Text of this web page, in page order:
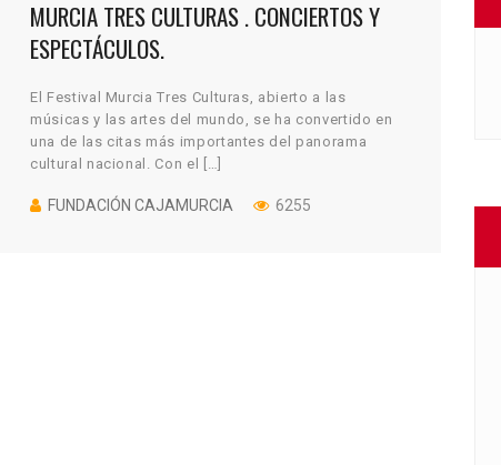
MURCIA TRES CULTURAS . CONCIERTOS Y
ESPECTÁCULOS.
El Festival Murcia Tres Culturas, abierto a las
músicas y las artes del mundo, se ha convertido en
una de las citas más importantes del panorama
cultural nacional. Con el […]
FUNDACIÓN CAJAMURCIA 6255